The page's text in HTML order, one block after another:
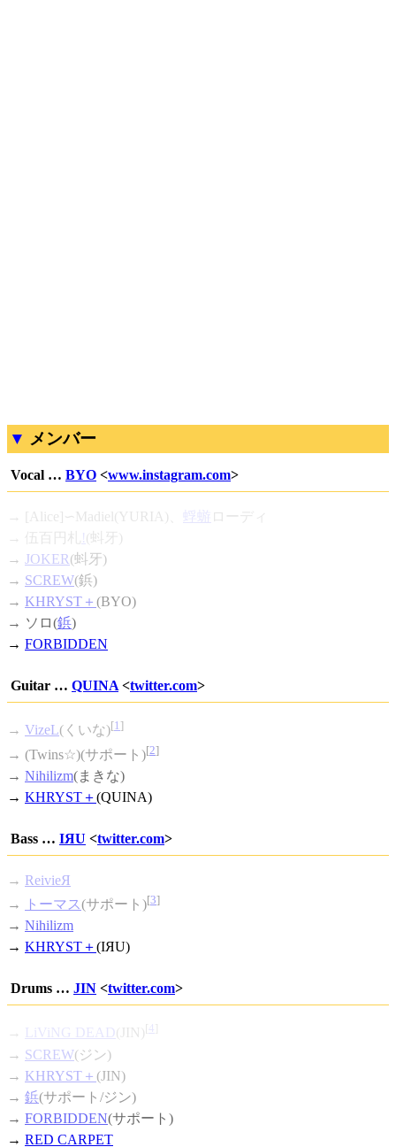
メンバー
Vocal … BYO <www.instagram.com>
→ [Alice]∽Madiel(YURIA)、 蜉蝣 ローディ
→ 伍百円札 !(蚪牙)
→ JOKER(蚪牙)
→ SCREW(鋲)
→ KHRYST＋ (BYO)
→ ソロ(鋲)
→ FORBIDDEN
Guitar … QUINA <twitter.com>
→ VizeL(くいな)[1 ]
→ (Twins☆)(サポート)[2]
→ Nihilizm(まきな)
→ KHRYST＋(QUINA)
Bass … IЯU <twitter.com>
→ ReivieЯ
→
トーマス(サポート)[3]
→ Nihilizm
→ KHRYST＋(IЯU)
Drums … JIN <twitter.com>
→ LiViNG DEAD(JIN)[ 4
→ SCREW(ジン)
→ KHRYST＋ (JIN)
→ 鋲(サポート/ジン)
→ FORBIDDEN(サポート)
→ RED CARPET